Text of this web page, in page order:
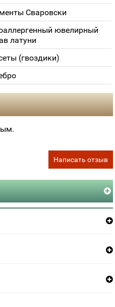
Сваровски
ювелирный
латуни
(гвоздики)
Написать отзыв